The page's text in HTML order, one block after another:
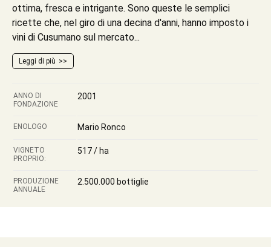
ottima, fresca e intrigante. Sono queste le semplici
ricette che, nel giro di una decina d'anni, hanno imposto i
vini di Cusumano sul mercato...
Leggi di più
ANNO DI
FONDAZIONE
2001
ENOLOGO Mario Ronco
VIGNETO
PROPRIO:
517 / ha
PRODUZIONE
ANNUALE
2.500.000 bottiglie